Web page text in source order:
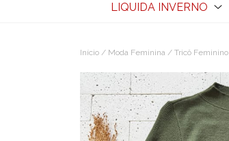
LIQUIDA INVERNO
Início / Moda Feminina / Tricô Feminino